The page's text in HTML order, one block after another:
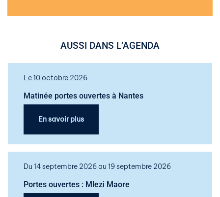
AUSSI DANS L’AGENDA
Le 10 octobre 2026
Matinée portes ouvertes à Nantes
En savoir plus
Du 14 septembre 2026 au 19 septembre 2026
Portes ouvertes : Mlezi Maore